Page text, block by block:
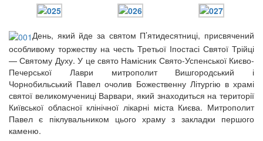
День, який йде за святом П’ятидесятниці, присвячений
особливому торжеству на честь Третьої Іпостасі Святої Трійці
— Святому Духу. У це свято Намісник Свято-Успенської Києво-
Печерської Лаври митрополит Вишгородський і
Чорнобильський Павел очолив Божественну Літургію в храмі
святої великомучениці Варвари, який знаходиться на території
Київської обласної клінічної лікарні міста Києва. Митрополит
Павел є піклувальником цього храму з закладки першого
каменю.